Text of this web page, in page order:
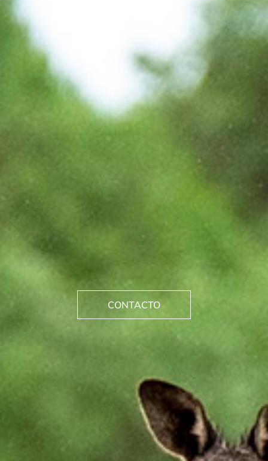
CONTACTO